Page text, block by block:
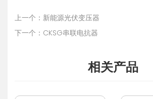
上一个：新能源光伏变压器
下一个：CKSG串联电抗器
相关产品